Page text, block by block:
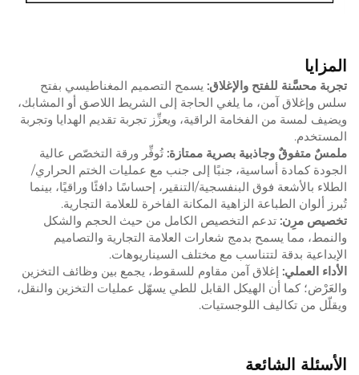
المزايا
تجربة محسَّنة للفتح والإغلاق: يسمح التصميم المغناطيسي بفتح
سلس وإغلاق آمن، ما يلغي الحاجة إلى الشريط اللاصق أو المشابك،
ويضيف لمسة من الفخامة الراقية، ويعزِّز تجربة تقديم الهدايا وتجربة
المستخدم.
ملمسٌ متفوقٌ وجاذبية بصرية ممتازة: تُوفِّر ورقة التخصّص عالية
الجودة كمادة أساسية، جنبًا إلى جنب مع عمليات الختم الحراري/
الطلاء بالأشعة فوق البنفسجية/التنقير، إحساسًا دافئًا وراقيًا، بينما
تُبرز ألوان الطباعة الزاهية المكانة الفاخرة للعلامة التجارية.
تخصيص مرِن: تدعم التخصيص الكامل من حيث الحجم والشكل
والنمط، مما يسمح بدمج شعارات العلامة التجارية والتصاميم
الإبداعية بدقة لتتناسب مع مختلف السيناريوهات.
الأداء العملي: إغلاق آمن مقاوم للسقوط، يجمع بين وظائف التخزين
والعَرْض؛ كما أن الهيكل القابل للطي يسهّل عمليات التخزين والنقل،
ويقلّل من تكاليف اللوجستيات.
الأسئلة الشائعة